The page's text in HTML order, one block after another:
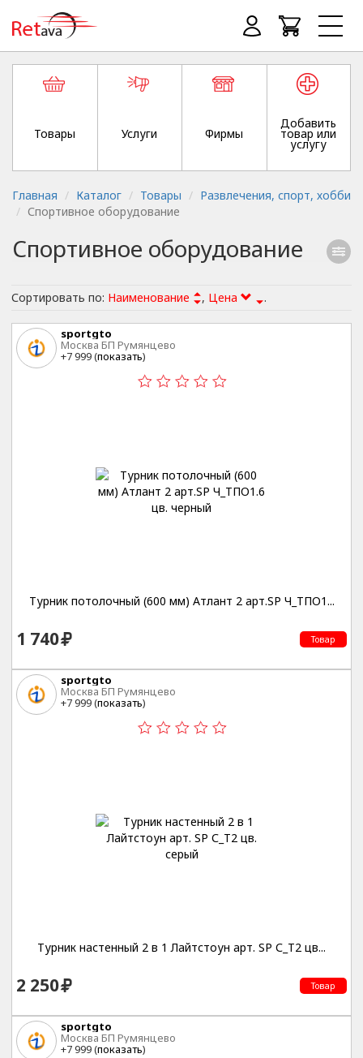
Товары Услуги Фирмы
Добавить
товар или
услугу
Главная Каталог Товары
Развлечения, спорт, хобби
Спортивное оборудование
Спортивное оборудование
Сортировать по: Наименование , Цена .
sportgto
Москва БП Румянцево
+7 999 (показать)
Турник потолочный (600 мм) Атлант 2 арт.SP Ч_ТПО1...
1 740 Товар
sportgto
Москва БП Румянцево
+7 999 (показать)
Турник настенный 2 в 1 Лайтстоун арт. SP С_T2 цв...
2 250 Товар
sportgto
Москва БП Румянцево
+7 999 (показать)